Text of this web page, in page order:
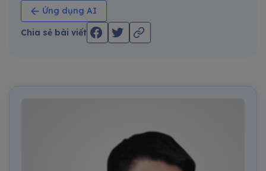
Ứng dụng AI
Chia sẻ bài viết